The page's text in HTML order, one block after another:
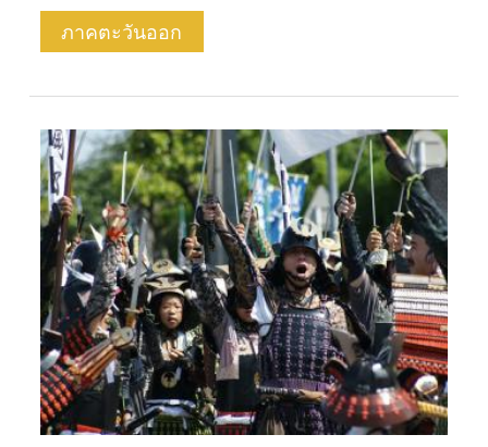
ภาคตะวันออก